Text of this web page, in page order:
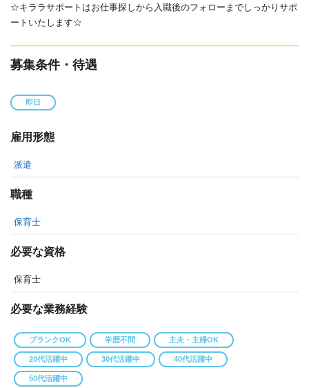
☆キララサポートはお仕事探しから入職後のフォローまでしっかりサポ
ートいたします☆
募集条件・待遇
即日
雇用形態
派遣
職種
保育士
必要な資格
保育士
必要な業務経験
ブランクOK 学歴不問 主夫・主婦OK
20代活躍中 30代活躍中 40代活躍中
50代活躍中